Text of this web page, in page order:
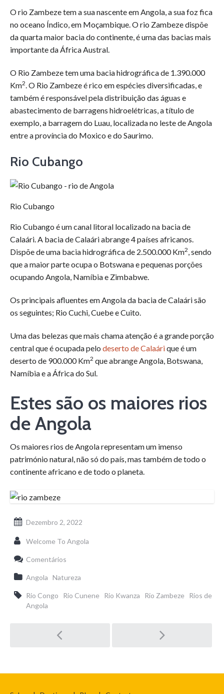
O rio Zambeze tem a sua nascente em Angola, a sua foz fica
no oceano Índico, em Moçambique. O rio Zambeze dispõe
da quarta maior bacia do continente, é uma das bacias mais
importante da África Austral.
O Rio Zambeze tem uma bacia hidrográfica de 1.390.000
Km2. O Rio Zambeze é rico em espécies diversificadas, e
também é responsável pela distribuição das águas e
abastecimento de barragens hidroelétricas, a título de
exemplo, a barragem do Luau, localizada no leste de Angola
entre a província do Moxico e do Saurimo.
Rio Cubango
Rio Cubango
Rio Cubango é um canal litoral localizado na bacia de
Calaári. A bacia de Calaári abrange 4 países africanos.
Dispõe de uma bacia hidrográfica de 2.500.000 Km2, sendo
que a maior parte ocupa o Botswana e pequenas porções
ocupando Angola, Namíbia e Zimbabwe.
Os principais afluentes em Angola da bacia de Calaári são
os seguintes; Rio Cuchi, Cuebe e Cuito.
Uma das belezas que mais chama atenção é a grande porção
central que é ocupada pelo deserto de Calaárique é um
deserto de 900.000 Km2 que abrange Angola, Botswana,
Namíbia e a África do Sul.
Estes são os maiores rios
de Angola
Os maiores rios de Angola representam um imenso
património natural, não só do país, mas também de todo o
continente africano e de todo o planeta.
Dezembro 2, 2022
Welcome To Angola
Comentários
Angola Natureza
Rio Congo Rio Cunene Rio Kwanza Rio Zambeze
Rios de
Angola
Pós-
navegação